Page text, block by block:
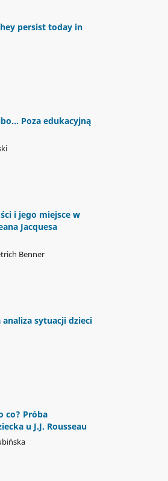
persist today in
Poza edukacyjną
i jego miejsce w
Jacquesa
Benner
sytuacji dzieci
co? Próba
u J.J. Rousseau